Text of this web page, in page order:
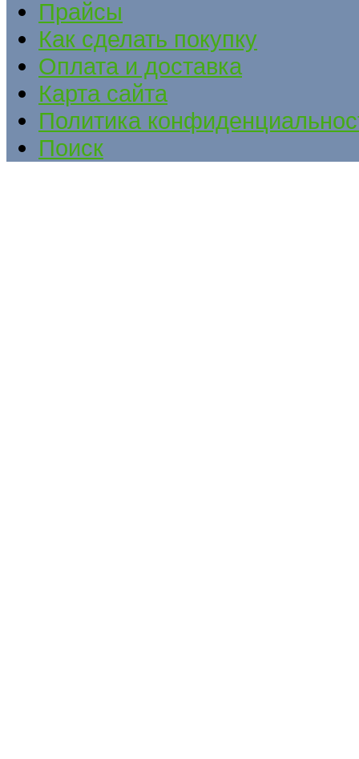
Прайсы
Как сделать покупку
Оплата и доставка
Карта сайта
Политика
Поиск